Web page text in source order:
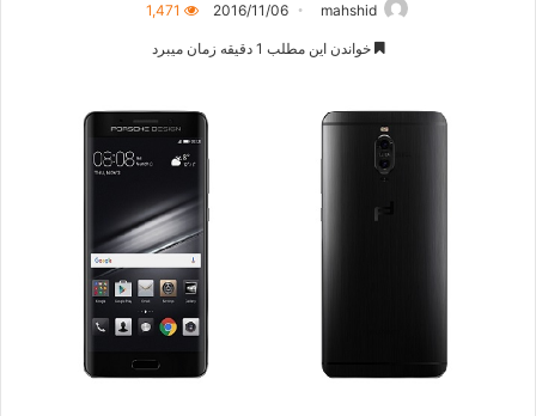
mahshid
2016/11/06
1,471
خواندن این مطلب 1 دقیقه زمان میبرد